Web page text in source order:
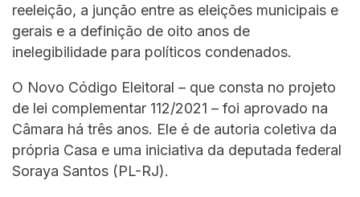
reeleição, a junção entre as eleições municipais e
gerais e a definição de oito anos de
inelegibilidade para políticos condenados.
O Novo Código Eleitoral – que consta no projeto
de lei complementar 112/2021 – foi aprovado na
Câmara há três anos. Ele é de autoria coletiva da
própria Casa e uma iniciativa da deputada federal
Soraya Santos (PL-RJ).